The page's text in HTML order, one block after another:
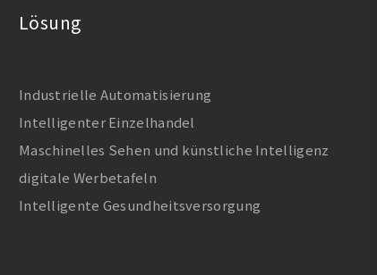
Lösung
Industrielle Automatisierung
Intelligenter Einzelhandel
Maschinelles Sehen und künstliche Intelligenz
digitale Werbetafeln
Intelligente Gesundheitsversorgung